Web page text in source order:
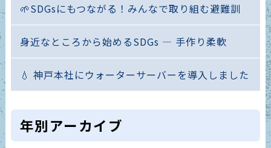
🌱SDGsにもつながる！みんなで取り組む避難訓
身近なところから始めるSDGs ― 手作り柔軟
💧 神戸本社にウォーターサーバーを導入しました
年別アーカイブ